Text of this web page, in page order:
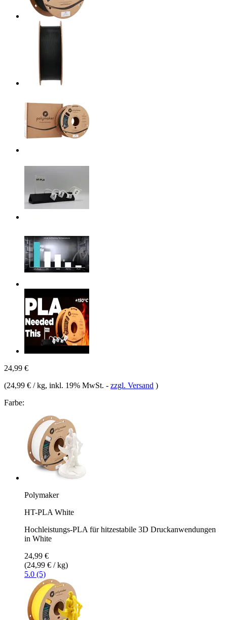
24,99 €
(24,99 € / kg, inkl. 19% MwSt. - zzgl. Versand )
Farbe:
Polymaker
HT-PLA White
Hochleistungs-PLA für hitzestabile 3D Druckanwendungen
in White
24,99 €
(24,99 € / kg)
5.0 (5)